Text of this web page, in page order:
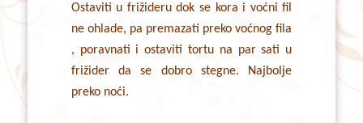
Ostaviti u frižideru dok se kora i voćni fil
ne ohlade, pa premazati preko voćnog fila
, poravnati i ostaviti tortu na par sati u
frižider da se dobro stegne. Najbolje
preko noći.